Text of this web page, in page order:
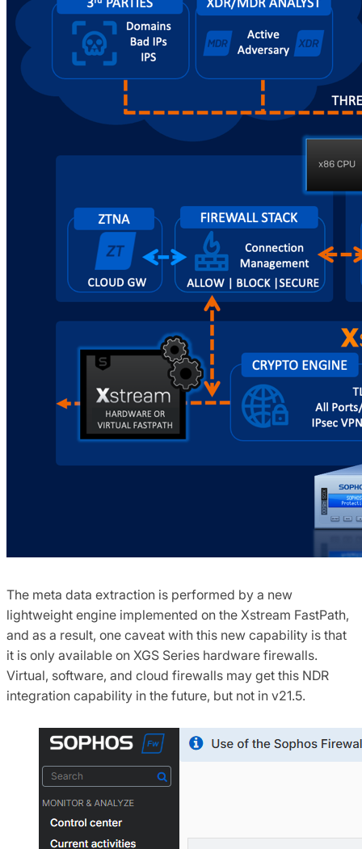
The meta data extraction is performed by a new
lightweight engine implemented on the Xstream FastPath,
and as a result, one caveat with this new capability is that
it is only available on XGS Series hardware firewalls.
Virtual, software, and cloud firewalls may get this NDR
integration capability in the future, but not in v21.5.